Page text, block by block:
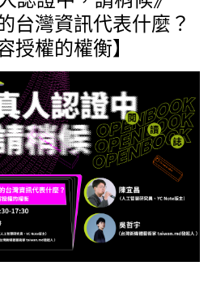
台灣資訊代表什麼？
授權的權衡】